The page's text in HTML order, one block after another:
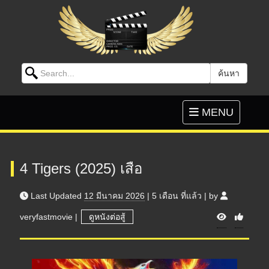
Search for: ค้นหา
Toggle
navigation
MENU
4 Tigers (2025) เสือ
Last Updated 12 มีนาคม 2026 | 5 เดือน ที่แล้ว | by
veryfastmovie | ดูหนังต่อสู้ V
i
e